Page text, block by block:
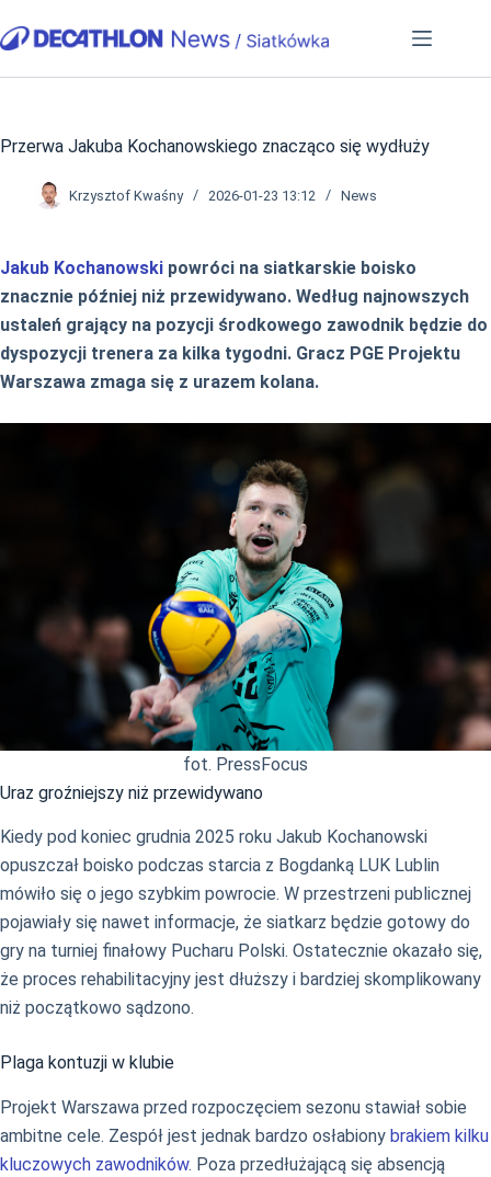
do
Przerwa Jakuba Kochanowskiego znacząco się wydłuży
Krzysztof Kwaśny 2026-01-23 13:12 News
Jakub Kochanowski powróci na siatkarskie boisko
znacznie później niż przewidywano. Według najnowszych
ustaleń grający na pozycji środkowego zawodnik będzie do
dyspozycji trenera za kilka tygodni. Gracz PGE Projektu
Warszawa zmaga się z urazem kolana.
fot. PressFocus
Uraz groźniejszy niż przewidywano
Kiedy pod koniec grudnia 2025 roku Jakub Kochanowski
opuszczał boisko podczas starcia z Bogdanką LUK Lublin
mówiło się o jego szybkim powrocie. W przestrzeni publicznej
pojawiały się nawet informacje, że siatkarz będzie gotowy do
gry na turniej finałowy Pucharu Polski. Ostatecznie okazało się,
że proces rehabilitacyjny jest dłuższy i bardziej skomplikowany
niż początkowo sądzono.
Plaga kontuzji w klubie
Projekt Warszawa przed rozpoczęciem sezonu stawiał sobie
ambitne cele. Zespół jest jednak bardzo osłabiony brakiem kilku
kluczowych zawodników. Poza przedłużającą się absencją